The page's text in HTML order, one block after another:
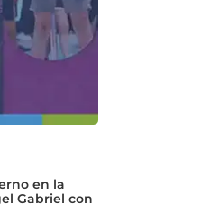
en la
Gabriel con